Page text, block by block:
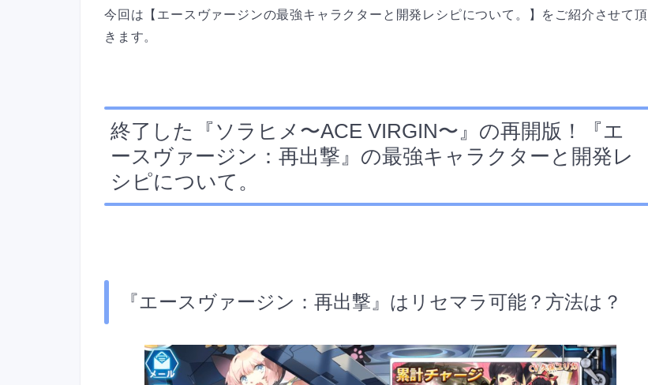
今回は【エースヴァージンの最強キャラクターと開発レシピについて。】をご紹介させて頂
きます。
終了した『ソラヒメ〜ACE VIRGIN〜』の再開版！『エ
ースヴァージン ：再出撃』 の最強キャラクターと開発レ
シピについて。
『エースヴァージン ：再出撃』 はリセマラ可能？方法は？